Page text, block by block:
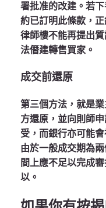
署批准的改建。若
約已訂明此條款，
律師樓不能再提出
法僭建轉售買家。
成交前還原
第三個方法，就是
方還原，並向則師
受，而銀行亦可能
由於一般成交期為
間上應不足以完成
以。